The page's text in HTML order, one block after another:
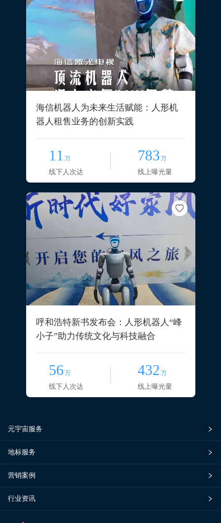
海信机器人为未来生活赋能：人形机
器人租售业务的创新实践
11 万
线下人次达
783 万
线上曝光量
呼和浩特新书发布会：人形机器人“峰
小子”助力传统文化与科技融合
56 万
线下人次达
432 万
线上曝光量
元宇宙服务
地标服务
营销案例
行业资讯